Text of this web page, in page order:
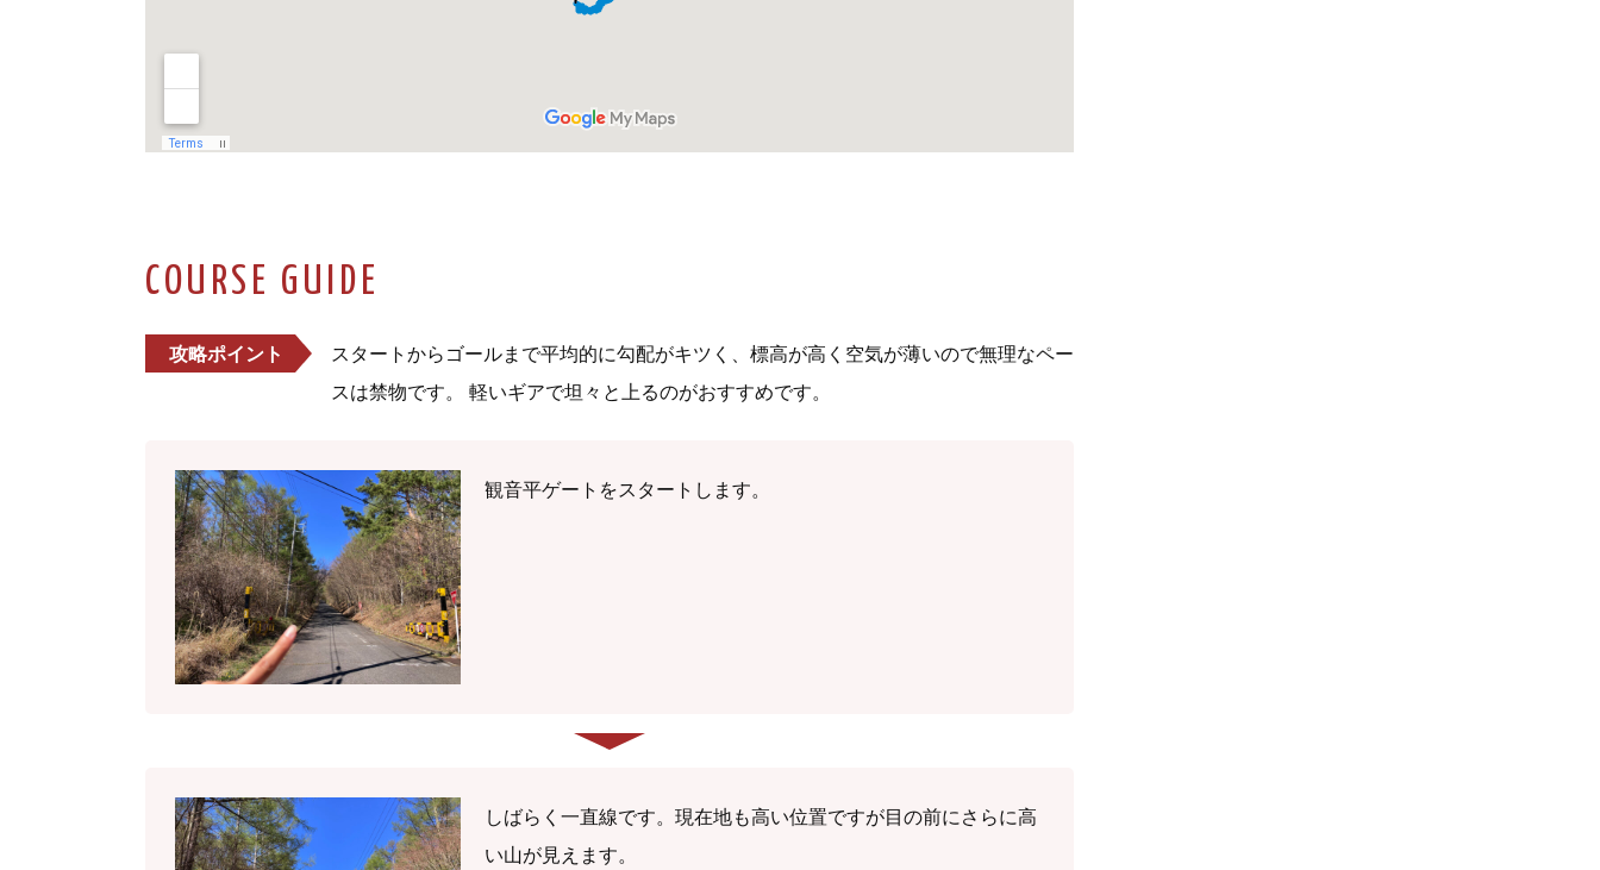
COURSE GUIDE
攻略ポイント
スタートからゴールまで平均的に勾配がキツく、標高が高く空気が薄いので無理なペー
スは禁物です。 軽いギアで坦々と上るのがおすすめです。
観音平ゲートをスタートします。
しばらく一直線です。現在地も高い位置ですが目の前にさらに高
い山が見えます。